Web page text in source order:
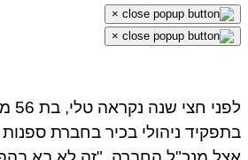
×
×
בתפקיד ניהולי בכיר בחברת